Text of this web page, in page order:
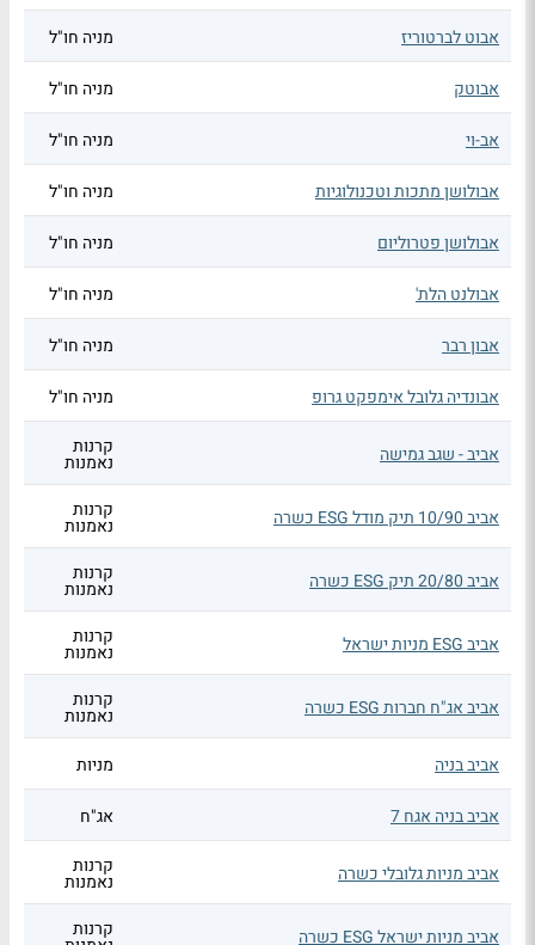
אבוט לברטוריז מניה חו"ל
אבוטק מניה חו"ל
אב-וי מניה חו"ל
אבולושן מתכות וטכנולוגיות מניה חו"ל
אבולושן פטרוליום מניה חו"ל
אבולנט הלת' מניה חו"ל
אבון רבר מניה חו"ל
אבונדיה גלובל אימפקט גרופ מניה חו"ל
אביב - שגב גמישה קרנות
נאמנות
אביב 10/90 תיק מודל ESG כשרה קרנות
נאמנות
אביב 20/80 תיק ESG כשרה קרנות
נאמנות
אביב ESG מניות ישראל קרנות
נאמנות
אביב אג"ח חברות ESG כשרה קרנות
נאמנות
אביב בניה
מניות
אביב בניה אגח 7 אג"ח
אביב מניות גלובלי כשרה קרנות
נאמנות
אביב מניות ישראל ESG כשרה קרנות